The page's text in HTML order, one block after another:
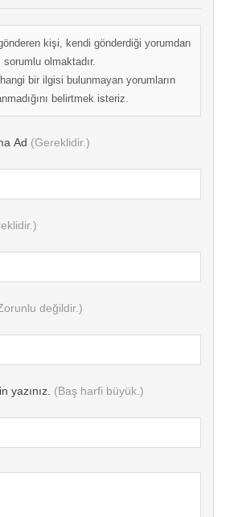
kişi, kendi gönderdiği yorumdan
sorumlu olmaktadır.
bir ilgisi bulunmayan yorumların
belirtmek isteriz.
Ad (Gereklidir.)
değildir.)
yazınız. (Baş harfi büyük.)